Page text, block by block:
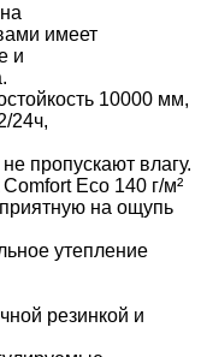
имеет
и
10000 мм,
24ч,
пропускают влагу.
Eco 140 г/м²
на ощупь
утепление
резинкой и